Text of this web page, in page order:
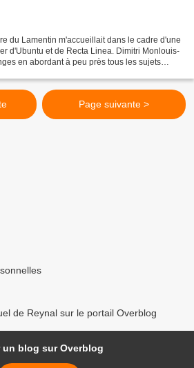
du Lamentin m'accueillait dans le cadre d'une
d'Ubuntu et de Recta Linea. Dimitri Monlouis-
en abordant à peu près tous les sujets
Page suivante >
de Reynal sur le portail Overblog
un blog sur Overblog